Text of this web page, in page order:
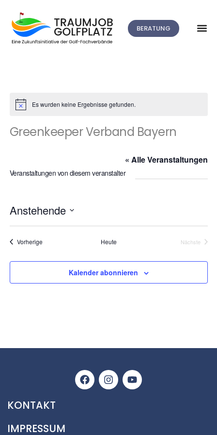
BERATUNG
HinweisEs wurden keine Ergebnisse gefunden.
Greenkeeper Verband Bayern
« Alle Veranstaltungen
Veranstaltungen von diesem veranstalter
Anstehende
Datum
wählen.
VorherigeVeranstaltungen Heute
Nächste
Kalender abonnieren
KONTAKT
IMPRESSUM